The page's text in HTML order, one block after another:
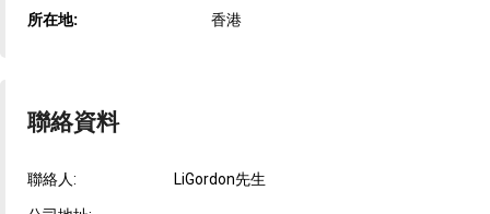
所在地: 香港
聯絡資料
聯絡人: LiGordon先生